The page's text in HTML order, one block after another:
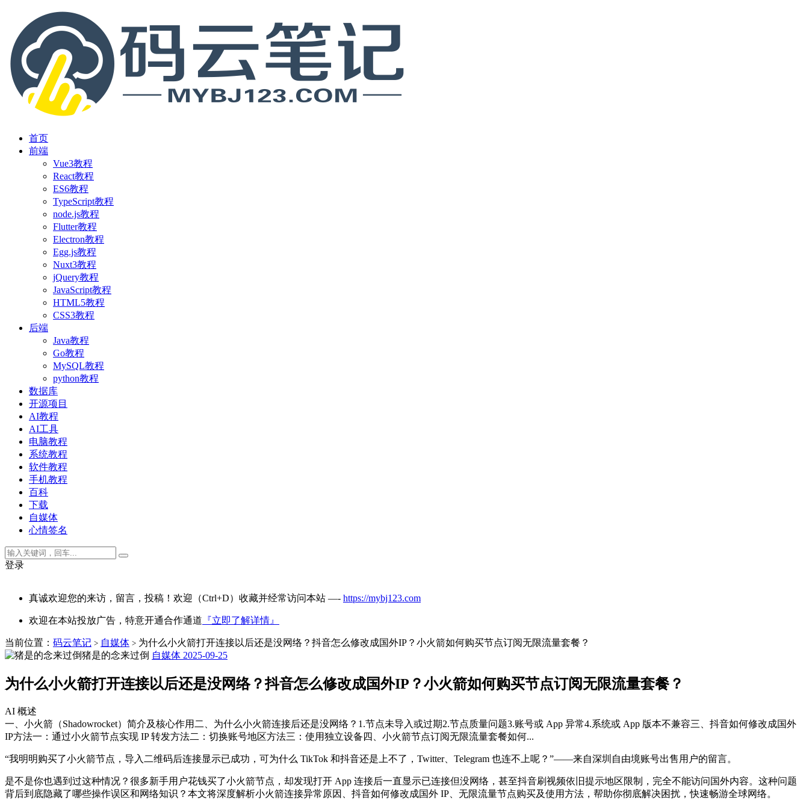
首页
前端
Vue3教程
React教程
ES6教程
TypeScript教程
node.js教程
Flutter教程
Electron教程
Egg.js教程
Nuxt3教程
jQuery教程
JavaScript教程
HTML5教程
CSS3教程
后端
Java教程
Go教程
MySQL教程
python教程
数据库
开源项目
AI教程
AI工具
电脑教程
系统教程
软件教程
手机教程
百科
下载
自媒体
心情签名
登录
真诚欢迎您的来访，留言，投稿！欢迎（Ctrl+D）收藏并经常访问本站 —- https://mybj123.com
欢迎在本站投放广告，特意开通合作通道 『立即了解详情』
当前位置： 码云笔记 > 自媒体 > 为什么小火箭打开连接以后还是没网络？抖音怎么修改成国外IP？小火箭如何购买节点订阅无限流量套餐？
猪是的念来过倒 自媒体 2025-09-25
为什么小火箭打开连接以后还是没网络？抖音怎么修改成国外IP？小火箭如何购买节点订阅无限流量套餐？
AI 概述
一、小火箭（Shadowrocket）简介及核心作用二、为什么小火箭连接后还是没网络？1.节点未导入或过期2.节点质量问题3.账号或 App 异常4.系统或 App 版本不兼容三、抖音如何修改成国外
IP方法一：通过小火箭节点实现 IP 转发方法二：切换账号地区方法三：使用独立设备四、小火箭节点订阅无限流量套餐如何...
“我明明购买了小火箭节点，导入二维码后连接显示已成功，可为什么 TikTok 和抖音还是上不了，Twitter、Telegram 也连不上呢？”——来自深圳自由境账号出售用户的留言。
是不是你也遇到过这种情况？很多新手用户花钱买了小火箭节点，却发现打开 App 连接后一直显示已连接但没网络，甚至抖音刷视频依旧提示地区限制，完全不能访问国外内容。这种问题
背后到底隐藏了哪些操作误区和网络知识？本文将深度解析小火箭连接异常原因、抖音如何修改成国外 IP、无限流量节点购买及使用方法，帮助你彻底解决困扰，快速畅游全球网络。